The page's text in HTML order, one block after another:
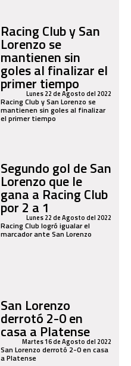
Racing Club y San
Lorenzo se
mantienen sin
goles al finalizar el
primer tiempo
Lunes 22 de Agosto del 2022
Racing Club y San Lorenzo se
mantienen sin goles al finalizar
el primer tiempo
Segundo gol de San
Lorenzo que le
gana a Racing Club
por 2 a 1Lunes 22 de Agosto del 2022
Racing Club logró igualar el
marcador ante San Lorenzo
San Lorenzo
derrotó 2-0 en
casa a Platense
Martes 16 de Agosto del 2022
San Lorenzo derrotó 2-0 en casa
a Platense